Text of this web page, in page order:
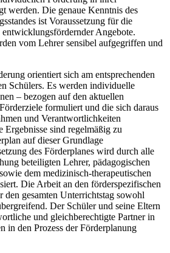
werden. Die genaue Kenntnis des
ist Voraussetzung für die
Angebote.
vom Lehrer sensibel aufgegriffen und
orientiert sich am entsprechenden
Schülers. Es werden individuelle
– bezogen auf den aktuellen
formuliert und die sich daraus
und Verantwortlichkeiten
sind regelmäßig zu
auf dieser Grundlage
des Förderplanes wird durch alle
beteiligten Lehrer, pädagogischen
dem medizinisch-therapeutischen
Die Arbeit an den förderspezifischen
den gesamten Unterrichtstag sowohl
Der Schüler und seine Eltern
und gleichberechtigte Partner in
in den Prozess der Förderplanung